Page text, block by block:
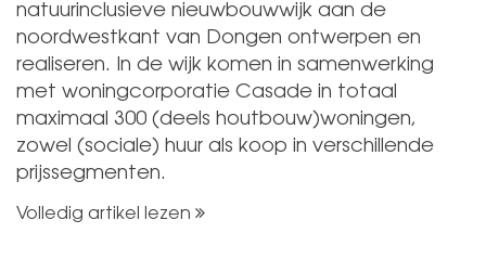
natuurinclusieve nieuwbouwwijk aan de
noordwestkant van Dongen ontwerpen en
realiseren. In de wijk komen in samenwerking
met woningcorporatie Casade in totaal
maximaal 300 (deels houtbouw)woningen,
zowel (sociale) huur als koop in verschillende
prijssegmenten.
Volledig artikel lezen